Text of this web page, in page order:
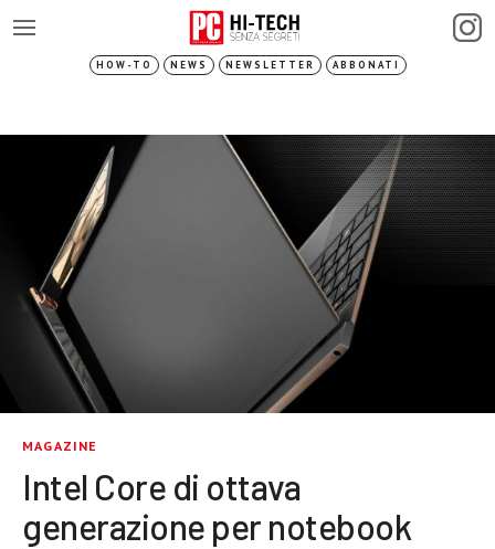
HOW-TO NEWS NEWSLETTER ABBONATI
MAGAZINE
Intel Core di ottava
generazione per notebook